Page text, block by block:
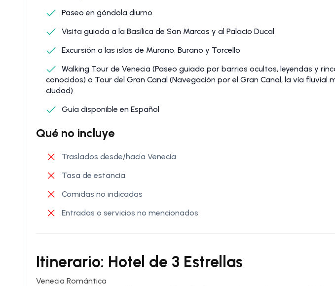
Paseo en góndola diurno
Visita guiada a la Basílica de San Marcos y al Palacio Ducal
Excursión a las islas de Murano, Burano y Torcello
Walking Tour de Venecia (Paseo guiado por barrios ocultos, leyendas y
conocidos) o Tour del Gran Canal (Navegación por el Gran Canal, la vía fluvial
ciudad)
Guía disponible en Español
Qué no incluye
Traslados desde/hacia Venecia
Tasa de estancia
Comidas no indicadas
Entradas o servicios no mencionados
Itinerario: Hotel de 3 Estrellas
Venecia Romántica